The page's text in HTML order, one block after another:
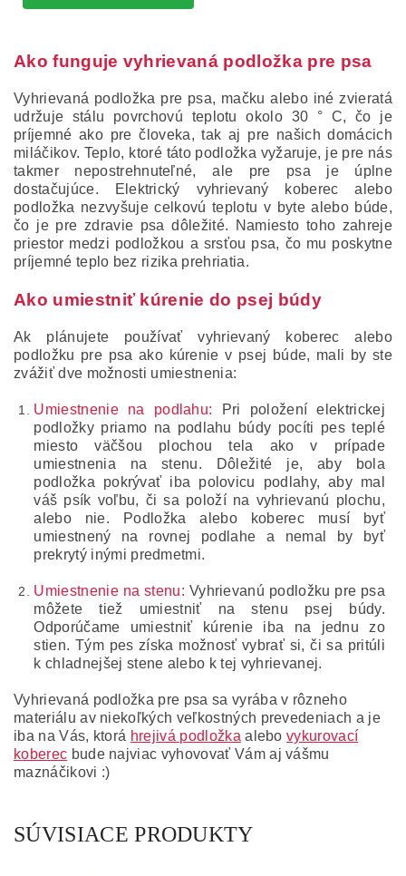
Ako funguje vyhrievaná podložka pre psa
Vyhrievaná podložka pre psa, mačku alebo iné zvieratá
udržuje stálu povrchovú teplotu okolo 30 ° C, čo je
príjemné ako pre človeka, tak aj pre našich domácich
miláčikov. Teplo, ktoré táto podložka vyžaruje, je pre nás
takmer nepostrehnuteľné, ale pre psa je úplne
dostačujúce.
Elektrický vyhrievaný koberec alebo
podložka nezvyšuje celkovú teplotu v byte alebo búde,
čo je pre zdravie psa dôležité.
Namiesto toho zahreje
priestor medzi podložkou a srsťou psa, čo mu poskytne
príjemné teplo bez rizika prehriatia.
Ako umiestniť kúrenie do psej búdy
Ak plánujete používať vyhrievaný koberec alebo
podložku pre psa ako kúrenie v psej búde, mali by ste
zvážiť dve možnosti umiestnenia:
Umiestnenie na podlahu: Pri položení elektrickej
podložky priamo na podlahu búdy pocíti pes teplé
miesto väčšou plochou tela ako v prípade
umiestnenia na stenu.
Dôležité je, aby bola
podložka pokrývať iba polovicu podlahy, aby mal
váš psík voľbu, či sa položí na vyhrievanú plochu,
alebo nie.
Podložka alebo koberec musí byť
umiestnený na rovnej podlahe a nemal by byť
prekrytý inými predmetmi.
Umiestnenie na stenu: Vyhrievanú podložku pre psa
môžete tiež umiestniť na stenu psej búdy.
Odporúčame umiestniť kúrenie iba na jednu zo
stien. Tým pes získa možnosť vybrať si, či sa pritúli
k chladnejšej stene alebo k tej vyhrievanej.
Vyhrievaná podložka pre psa sa vyrába v rôzneho
materiálu av niekoľkých veľkostných prevedeniach a je
iba na Vás, ktorá hrejivá podložka alebovykurovací
koberec bude najviac vyhovovať Vám aj vášmu
maznáčikovi :)
SÚVISIACE PRODUKTY